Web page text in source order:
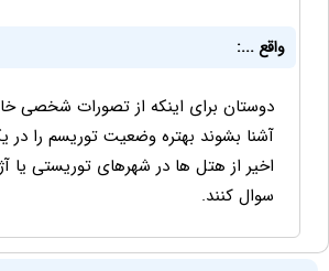
واقع ...:
دوستان برای اینکه از تصورات شخصی
آشنا بشوند بهتره وضعیت توریسم را در
اخیر از هتل ها در شهرهای توریستی یا
سوال کنند.